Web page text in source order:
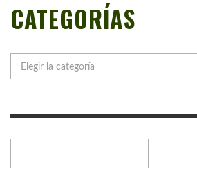
CATEGORÍAS